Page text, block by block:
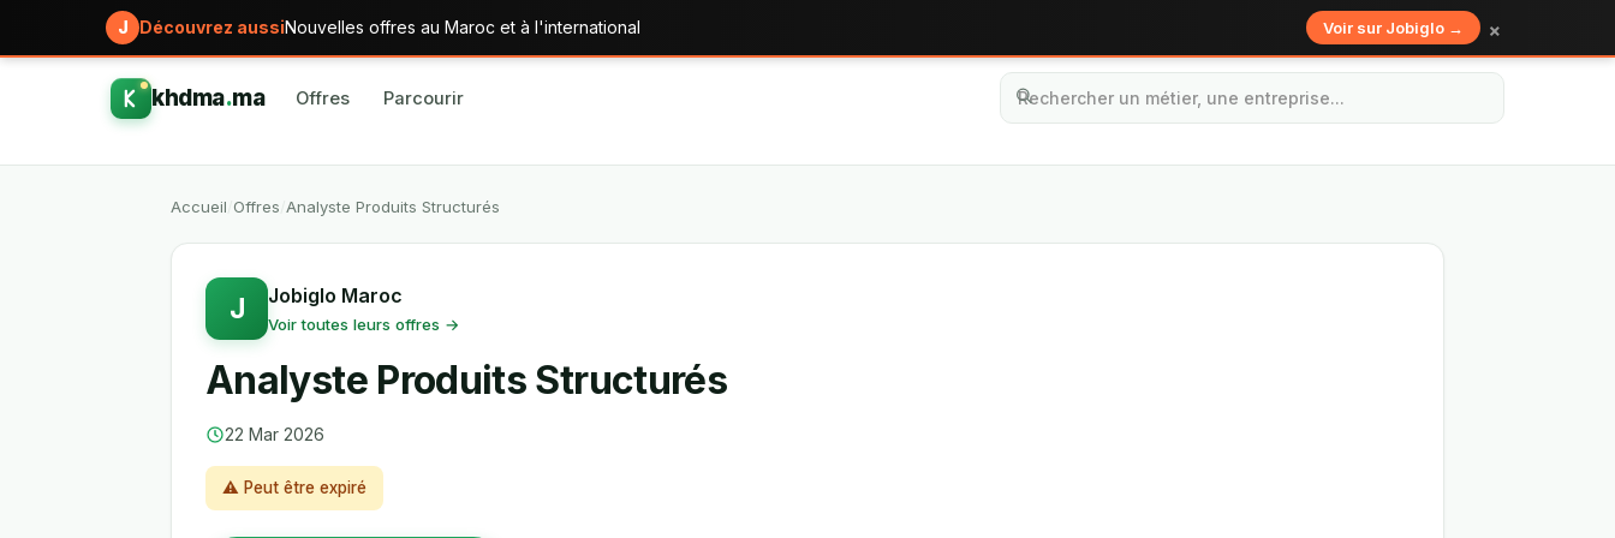
J Découvrez aussiNouvelles offres au Maroc et à l'international Voir sur Jobiglo → ×
khdma.ma Offres Parcourir
Accueil Offres Analyste Produits Structurés
J Jobiglo Maroc
Voir toutes leurs offres →
Analyste Produits Structurés
22 Mar 2026
⚠ Peut être expiré